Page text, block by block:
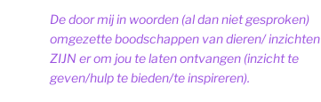
De door mij in woorden (al dan niet gesproken)
omgezette boodschappen van dieren/ inzichten
ZIJN er om jou te laten ontvangen (inzicht te
geven/hulp te bieden/te inspireren).